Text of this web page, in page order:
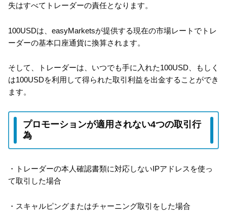
失はすべてトレーダーの責任となります。
100USDは、easyMarketsが提供する現在の市場レートでトレ
ーダーの基本口座通貨に換算されます。
そして、トレーダーは、いつでも手に入れた100USD、もしく
は100USDを利用して得られた取引利益を出金することができ
ます。
プロモーションが適用されない4つの取引行
為
・トレーダーの本人確認書類に対応しないIPアドレスを使っ
て取引した場合
・スキャルピングまたはチャーニング取引をした場合